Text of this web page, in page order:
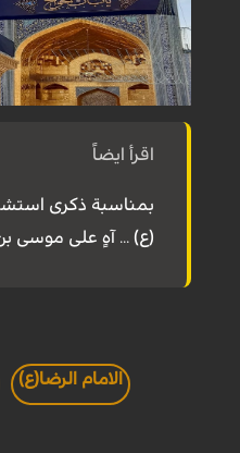
اقرأ ايضاً
بمناسبة ذكرى
(ع) ... آهٍ على موسى
الامام الرضا(ع)